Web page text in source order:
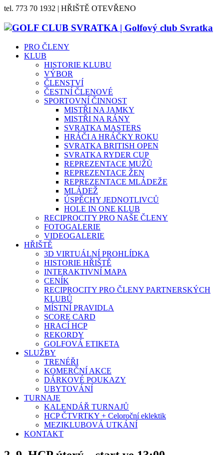
tel. 773 70 1932 | HŘIŠTĚ OTEVŘENO
PRO ČLENY
KLUB
HISTORIE KLUBU
VÝBOR
ČLENSTVÍ
ČESTNÍ ČLENOVÉ
SPORTOVNÍ ČINNOST
MISTŘI NA JAMKY
MISTŘI NA RÁNY
SVRATKA MASTERS
HRÁČI A HRÁČKY ROKU
SVRATKA BRITISH OPEN
SVRATKA RYDER CUP
REPREZENTACE MUŽŮ
REPREZENTACE ŽEN
REPREZENTACE MLÁDEŽE
MLÁDEŽ
ÚSPĚCHY JEDNOTLIVCŮ
HOLE IN ONE KLUB
RECIPROCITY PRO NAŠE ČLENY
FOTOGALERIE
VIDEOGALERIE
HŘIŠTĚ
3D VIRTUÁLNÍ PROHLÍDKA
HISTORIE HŘIŠTĚ
INTERAKTIVNÍ MAPA
CENÍK
RECIPROCITY PRO ČLENY PARTNERSKÝCH
KLUBŮ
MÍSTNÍ PRAVIDLA
SCORE CARD
HRACÍ HCP
REKORDY
GOLFOVÁ ETIKETA
SLUŽBY
TRENÉŘI
KOMERČNÍ AKCE
DÁRKOVÉ POUKAZY
UBYTOVÁNÍ
TURNAJE
KALENDÁŘ TURNAJŮ
HCP ČTVRTKY + Celoroční eklektik
MEZIKLUBOVÁ UTKÁNÍ
KONTAKT